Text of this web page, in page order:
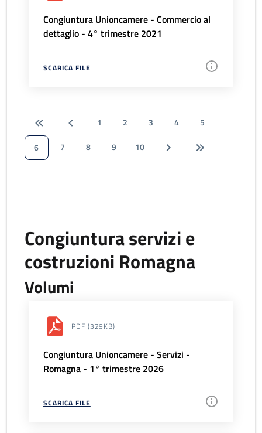
Congiuntura Unioncamere - Commercio al
dettaglio - 4° trimestre 2021
SCARICA FILE
1 2 3 4
5
6
7 8 9 10
Congiuntura servizi e
costruzioni Romagna
Volumi
PDF (329KB)
Congiuntura Unioncamere - Servizi -
Romagna - 1° trimestre 2026
SCARICA FILE